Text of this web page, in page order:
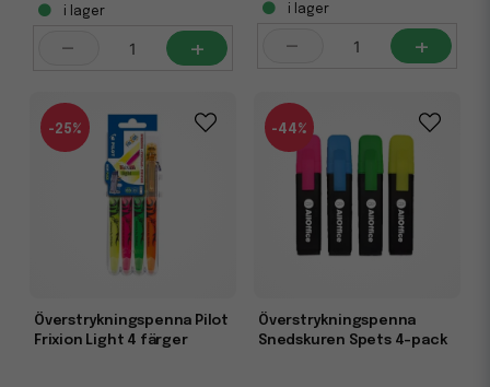
i lager
- +
i lager
- +
Överstrykningspenna Pilot
Frixion Light 4 färger
-25%
Överstrykningspenna
Snedskuren Spets 4-pack
-44%